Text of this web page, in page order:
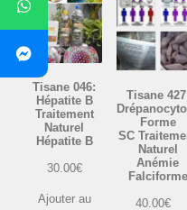
Tisane 046:
Hépatite B
Traitement
Naturel
Hépatite B
30.00€
Ajouter au
Tisane
Forme
SC
Naturel
Anémie
Falciforme
40.00€